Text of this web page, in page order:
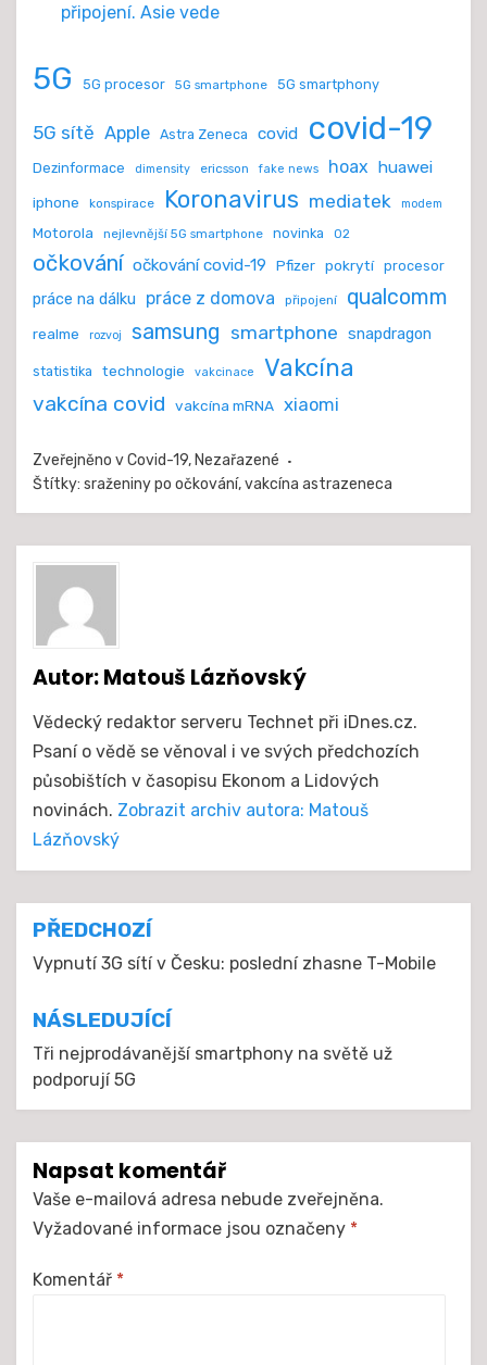
připojení. Asie vede
5G 5G procesor 5G smartphone 5G smartphony
5G sítě Apple Astra Zeneca covid covid-19
Dezinformace dimensity ericsson fake news hoax huawei
iphone konspirace Koronavirus mediatek modem
Motorola nejlevnější 5G smartphone novinka O2
očkování očkování covid-19 Pfizer pokrytí procesor
práce na dálku práce z domova připojení qualcomm
realme rozvoj samsung smartphone snapdragon
statistika technologie vakcinace Vakcína
vakcína covid vakcína mRNA xiaomi
Zveřejněno vCovid-19, Nezařazené
Štítky: sraženiny po očkování,vakcína astrazeneca
Autor:Matouš Lázňovský
Vědecký redaktor serveru Technet při iDnes.cz.
Psaní o vědě se věnoval i ve svých předchozích
působištích v časopisu Ekonom a Lidových
novinách. Zobrazit archiv autora: Matouš
Lázňovský
Navigace
pro
příspěvek
PŘEDCHOZÍ
Vypnutí 3G sítí v Česku: poslední zhasne T-Mobile
NÁSLEDUJÍCÍ
Tři nejprodávanější smartphony na světě už
podporují 5G
Napsat komentář
Vaše e-mailová adresa nebude zveřejněna.
Vyžadované informace jsou označeny *
Komentář *